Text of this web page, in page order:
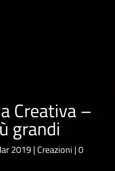
Creativa –
grandi
2019 Creazioni 0